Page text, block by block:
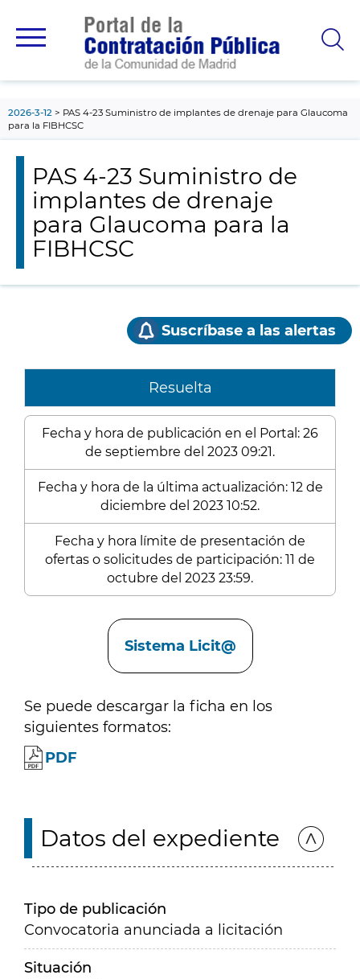
principal
2026-3-12
PAS 4-23 Suministro de implantes de drenaje para Glaucoma
para la FIBHCSC
PAS 4-23 Suministro de
implantes de drenaje
para Glaucoma para la
FIBHCSC
Suscríbase a las alertas
Resuelta
Fecha y hora de publicación en el Portal: 26
de septiembre del 2023 09:21.
Fecha y hora de la última actualización: 12 de
diciembre del 2023 10:52.
Fecha y hora límite de presentación de
ofertas o solicitudes de participación: 11 de
octubre del 2023 23:59.
Sistema Licit@
Se puede descargar la ficha en los
siguientes formatos:
PDF
Datos del expediente
Tipo de publicación
Convocatoria anunciada a licitación
Situación